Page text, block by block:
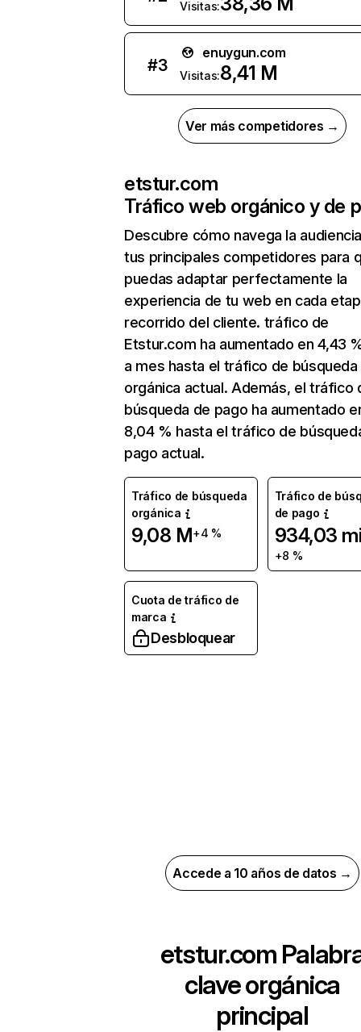
Visitas:
#3
enuygun.com
Visitas:8,41 M
Ver más competidores →
etstur.com
Tráfico web orgánico y de
Descubre cómo navega la
tus principales competidores para
puedas adaptar perfectamente la
experiencia de tu web en cada
recorrido del cliente. tráfico de
Etstur.com ha aumentado en 4,43
a mes hasta el tráfico de búsqueda
orgánica actual. Además, el tráfico
búsqueda de pago ha aumentado
8,04 % hasta el tráfico de
pago actual.
Tráfico de búsqueda
orgánica
9,08 M+4 %
Tráfico de
de pago
934,03
+8 %
Cuota de tráfico de
marca
Desbloquear
Accede a 10 años de datos →
etstur.com
clave orgánica
principal